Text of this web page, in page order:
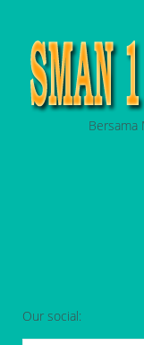
Bersama
Our social: